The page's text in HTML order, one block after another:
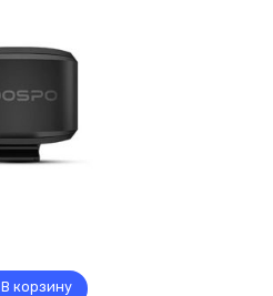
В корзину